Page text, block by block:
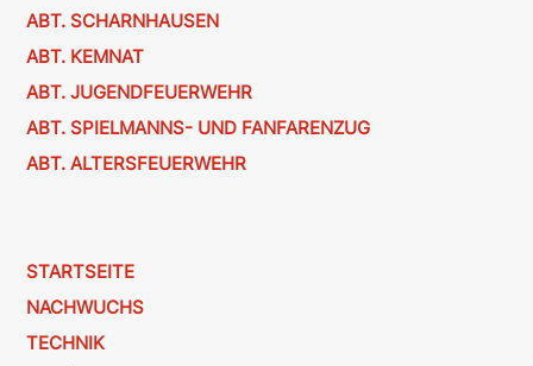
ABT. SCHARNHAUSEN
ABT. KEMNAT
ABT. JUGENDFEUERWEHR
ABT. SPIELMANNS- UND FANFARENZUG
ABT. ALTERSFEUERWEHR
STARTSEITE
NACHWUCHS
TECHNIK